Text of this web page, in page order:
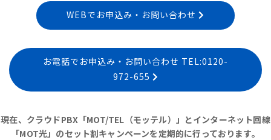
WEBでお申込み・お問い合わせ
お電話でお申込み・お問い合わせ TEL:0120-
972-655
現在、クラウドPBX「MOT/TEL（モッテル）」とインターネット回線
「MOT光」のセット割キャンペーンを定期的に行っております。